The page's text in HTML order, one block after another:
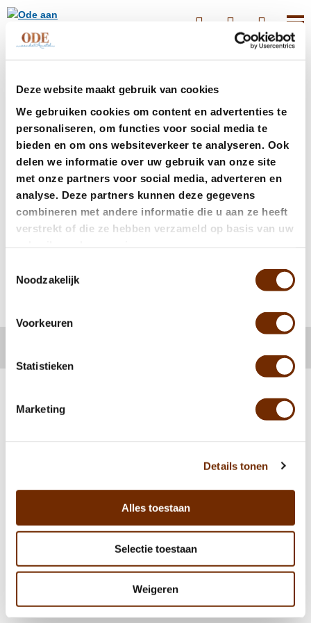
Deze website maakt gebruik van cookies
We gebruiken cookies om content en advertenties te
personaliseren, om functies voor social media te
bieden en om ons websiteverkeer te analyseren. Ook
delen we informatie over uw gebruik van onze site
met onze partners voor social media, adverteren en
analyse. Deze partners kunnen deze gegevens
combineren met andere informatie die u aan ze heeft
verstrekt of die ze hebben verzameld op basis van uw
Noodzakelijk
Voorkeuren
Statistieken
Marketing
Details tonen
Alles toestaan
Selectie toestaan
Weigeren
Thank you for your request
for a group reservation
We will contact you as soon as possible.
Back to home
+31 (0) 202279893
1096 HH, Amsterdam Nederland
Made with❤by: